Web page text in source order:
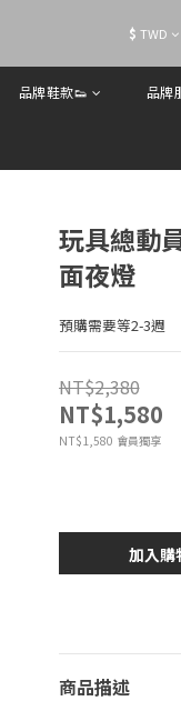
$ TWD
品牌鞋款👟 品牌
玩具總動
面夜燈
預購需要等2-3週
NT$2,380
NT$1,580
NT$1,580 會員獨享
加入購
商品描述